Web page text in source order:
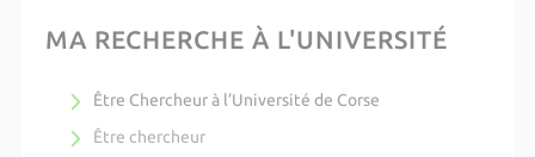
MA RECHERCHE À L'UNIVERSITÉ
Être Chercheur à l’Université de Corse
Être chercheur